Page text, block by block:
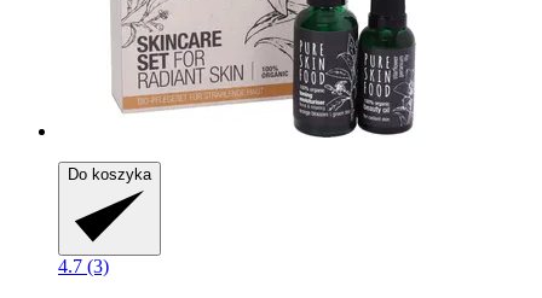
Do koszyka
4.7 (3)